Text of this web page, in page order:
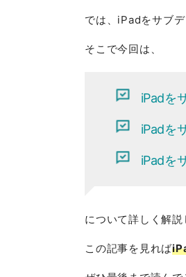
では、iPadをサブ
そこで今回は、
iPadを
iPadを
iPadを
について詳しく解説
この記事を見れば